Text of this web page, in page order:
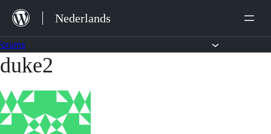
naar
de
inhoud
Nederlands
Ga
de
inhoud
duke2